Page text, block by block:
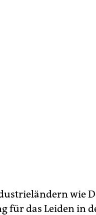
wie
für das Leiden in